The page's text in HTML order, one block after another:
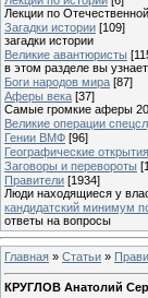
Лекции по
Загадки истории [109]
загадки истории
Великие авантюристы
в этом разделе вы
Боги народов мира [87]
Аферы века [37]
Самые громкие аферы
Великие операции
Гении ВМФ [96]
Географические открытия
Заговоры и перевороты
Правители [1934]
Люди находящиеся у
кандидатский минимум
ответы на вопросы
Главная » Статьи »
КРУГЛОВ Анатолий